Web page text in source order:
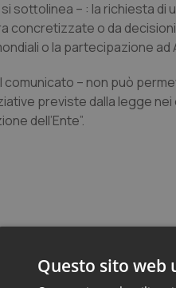
si sottolinea – : la richiesta
concretizzate o da
o la partecipazione ad
comunicato – non può
previste dalla legge
dell’Ente”.
Questo sito web